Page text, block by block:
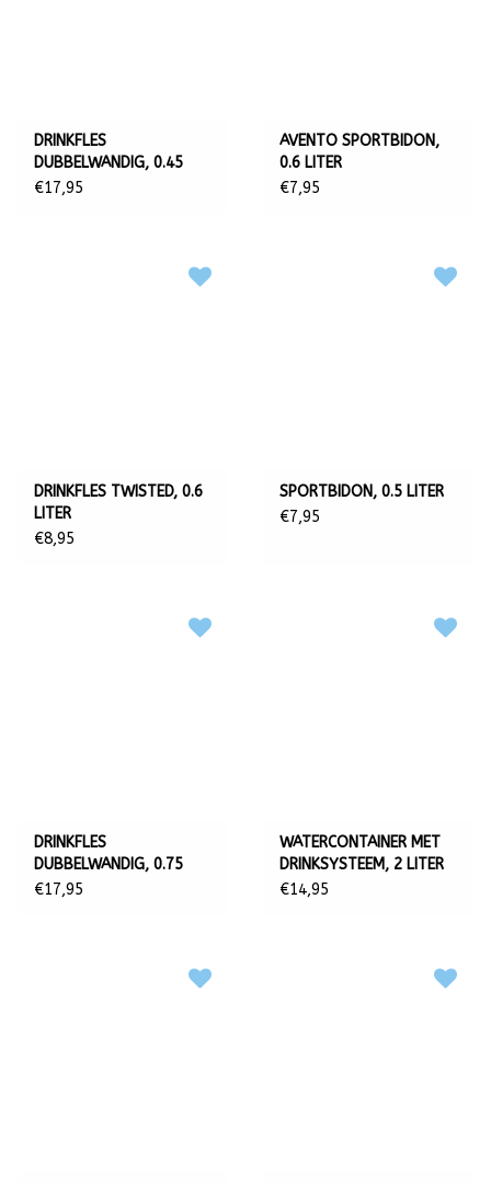
DRINKFLES
DUBBELWANDIG, 0.45
LITER
€17,95
AVENTO SPORTBIDON,
0.6 LITER
€7,95
DRINKFLES TWISTED, 0.6
LITER
€8,95
SPORTBIDON, 0.5 LITER
€7,95
DRINKFLES
DUBBELWANDIG, 0.75
LITER
€17,95
WATERCONTAINER MET
DRINKSYSTEEM, 2 LITER
€14,95